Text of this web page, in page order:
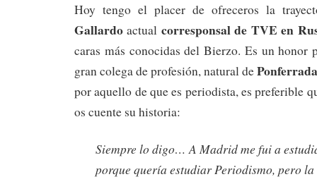
Hoy tengo el placer de ofreceros la
Gallardo actual corresponsal de TVE en
caras más conocidas del Bierzo. Es un honor
gran colega de profesión, natural de
por aquello de que es periodista, es preferible
os cuente su historia:
Siempre lo digo… A Madrid me fui a
porque quería estudiar Periodismo, pero